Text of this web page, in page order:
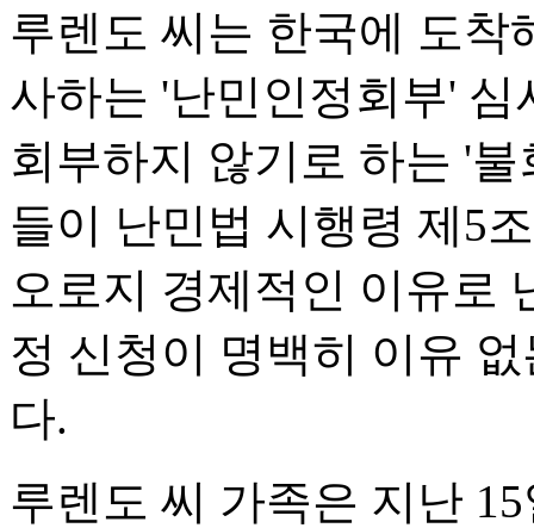
루렌도 씨는 한국에 도착
사하는 '난민인정회부'
회부하지 않기로 하는 '
들이 난민법 시행령 제5
오로지 경제적인 이유로
정 신청이 명백히 이유
다.
루렌도 씨 가족은 지난